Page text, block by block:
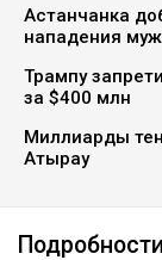
Астанчанка
нападения
Трампу
за $400 млн
Миллиарды
Атырау
Подробности